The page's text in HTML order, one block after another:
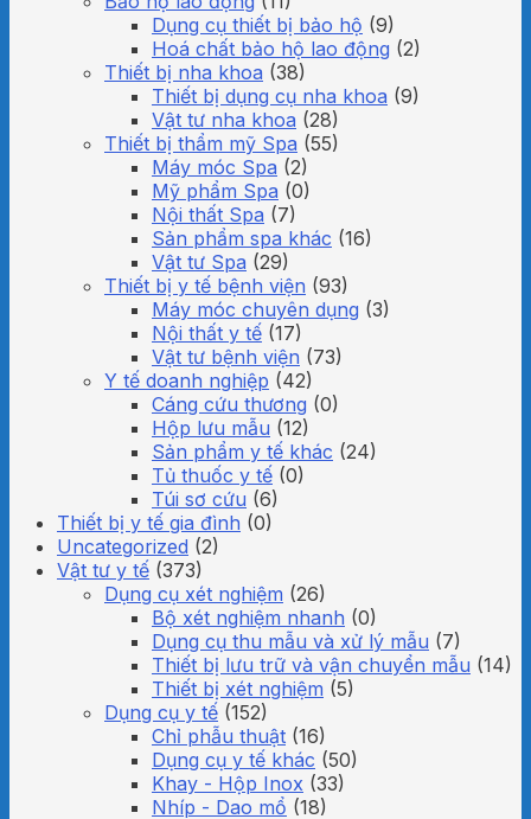
Dụng cụ thiết bị bảo hộ (9)
Hoá chất bảo hộ lao động (2)
Thiết bị nha khoa (38)
Thiết bị dụng cụ nha khoa (9)
Vật tư nha khoa (28)
Thiết bị thẩm mỹ Spa (55)
Máy móc Spa (2)
Mỹ phẩm Spa (0)
Nội thất Spa (7)
Sản phẩm spa khác (16)
Vật tư Spa (29)
Thiết bị y tế bệnh viện (93)
Máy móc chuyên dụng (3)
Nội thất y tế (17)
Vật tư bệnh viện (73)
Y tế doanh nghiệp (42)
Cáng cứu thương (0)
Hộp lưu mẫu (12)
Sản phẩm y tế khác (24)
Tủ thuốc y tế (0)
Túi sơ cứu (6)
Thiết bị y tế gia đình (0)
Uncategorized (2)
Vật tư y tế (373)
Dụng cụ xét nghiệm (26)
Bộ xét nghiệm nhanh (0)
Dụng cụ thu mẫu và xử lý mẫu (7)
Thiết bị lưu trữ và vận chuyển mẫu (14)
Thiết bị xét nghiệm (5)
Dụng cụ y tế (152)
Chỉ phẫu thuật (16)
Dụng cụ y tế khác (50)
Khay - Hộp Inox (33)
Nhíp - Dao mổ (18)